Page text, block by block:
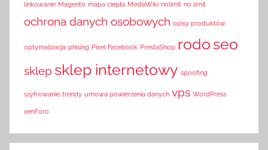
linkowanie Magento mapa ciepła MediaWiki nolimit no limit
ochrona danych osobowych opisy produktów
optymalizacja phising Pixel Facebook PrestaShop rodo seo
sklep sklep internetowy spoofing
szyfrowanie trendy umowa powierzenia danych vps WordPress
xenForo